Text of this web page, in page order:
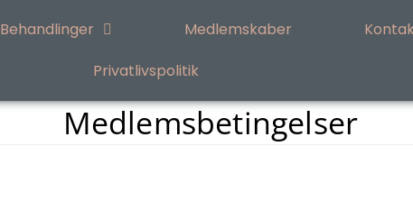
Behandlinger Medlemskaber
Privatlivspolitik
Medlemsbetingelser